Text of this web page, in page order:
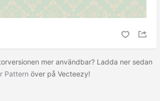
mer användbar? Ladda ner sedan
Pattern över på Vecteezy!